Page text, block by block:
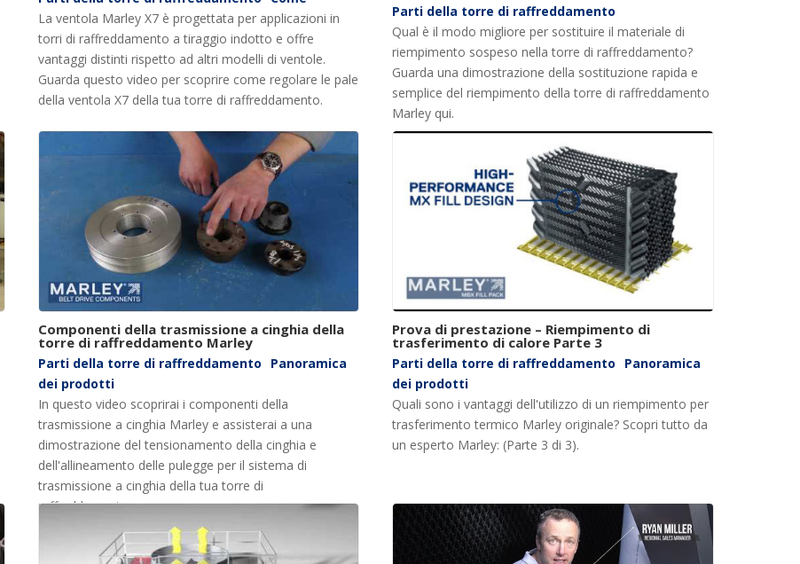
La ventola Marley X7 è progettata per applicazioni in
torri di raffreddamento a tiraggio indotto e offre
vantaggi distinti rispetto ad altri modelli di ventole.
Guarda questo video per scoprire come regolare le pale
della ventola X7 della tua torre di raffreddamento.
Parti della torre di raffreddamento
Qual è il modo migliore per sostituire il materiale di
riempimento sospeso nella torre di raffreddamento?
Guarda una dimostrazione della sostituzione rapida e
semplice del riempimento della torre di raffreddamento
Marley qui.
Componenti della trasmissione a cinghia della
torre di raffreddamento Marley
Parti della torre di raffreddamento
Panoramica
dei prodotti
In questo video scoprirai i componenti della
trasmissione a cinghia Marley e assisterai a una
dimostrazione del tensionamento della cinghia e
dell'allineamento delle pulegge per il sistema di
trasmissione a cinghia della tua torre di
raffreddamento.
Prova di prestazione – Riempimento di
trasferimento di calore Parte 3
Parti della torre di raffreddamento
Panoramica
dei prodotti
Quali sono i vantaggi dell'utilizzo di un riempimento per
trasferimento termico Marley originale? Scopri tutto da
un esperto Marley: (Parte 3 di 3).